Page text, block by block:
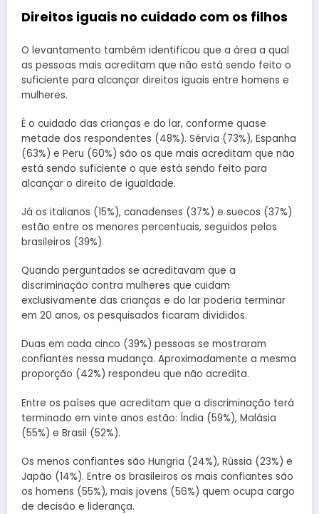
Direitos iguais no cuidado com os filhos
O levantamento também identificou que a área a qual
as pessoas mais acreditam que não está sendo feito o
suficiente para alcançar direitos iguais entre homens e
mulheres.
É o cuidado das crianças e do lar, conforme quase
metade dos respondentes (48%). Sérvia (73%), Espanha
(63%) e Peru (60%) são os que mais acreditam que não
está sendo suficiente o que está sendo feito para
alcançar o direito de igualdade.
Já os italianos (15%), canadenses (37%) e suecos (37%)
estão entre os menores percentuais, seguidos pelos
brasileiros (39%).
Quando perguntados se acreditavam que a
discriminação contra mulheres que cuidam
exclusivamente das crianças e do lar poderia terminar
em 20 anos, os pesquisados ficaram divididos.
Duas em cada cinco (39%) pessoas se mostraram
confiantes nessa mudança. Aproximadamente a mesma
proporção (42%) respondeu que não acredita.
Entre os países que acreditam que a discriminação terá
terminado em vinte anos estão: Índia (59%), Malásia
(55%) e Brasil (52%).
Os menos confiantes são Hungria (24%), Rússia (23%) e
Japão (14%). Entre os brasileiros os mais confiantes são
os homens (55%), mais jovens (56%) quem ocupa cargo
de decisão e liderança.